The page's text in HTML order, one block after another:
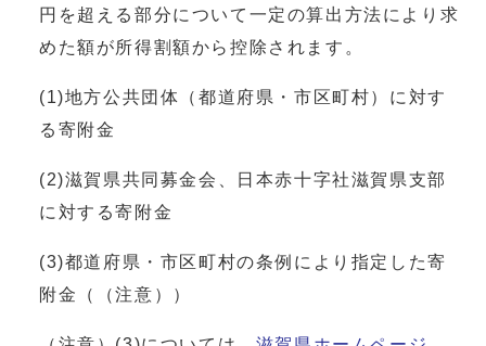
円を超える部分について一定の算出方法により求
めた額が所得割額から控除されます。
(1)地方公共団体（都道府県・市区町村）に対す
る寄附金
(2)滋賀県共同募金会、日本赤十字社滋賀県支部
に対する寄附金
(3)都道府県・市区町村の条例により指定した寄
附金（（注意））